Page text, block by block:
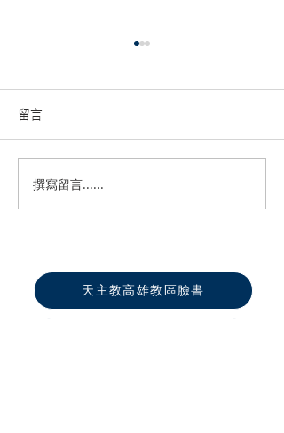
高雄教區2026各堂區慕道
留言
撰寫留言......
天主教高雄教區臉書